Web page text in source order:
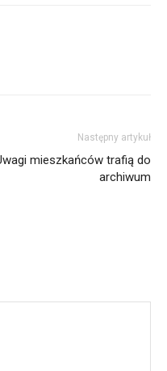
Następny artykuł
mieszkańców trafią do
archiwum